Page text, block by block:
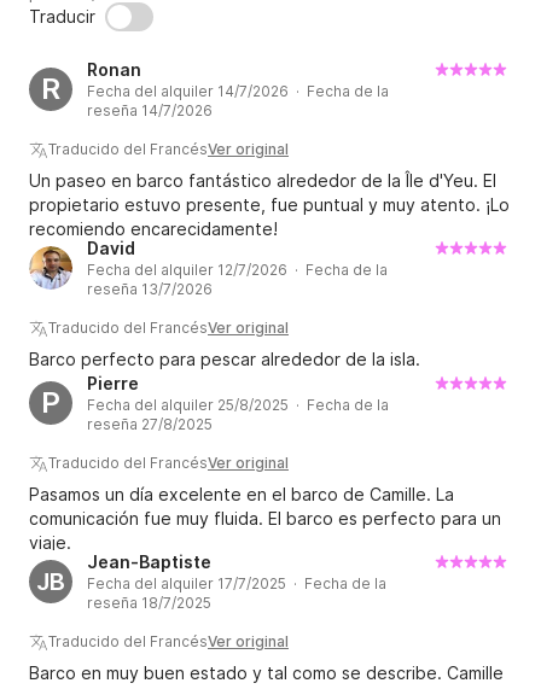
Traducir
R
Ronan
Fecha del alquiler 14/7/2026 · Fecha de la
reseña 14/7/2026
Traducido del FrancésVer original
Un paseo en barco fantástico alrededor de la Île d'Yeu. El
propietario estuvo presente, fue puntual y muy atento. ¡Lo
recomiendo encarecidamente!
David
Fecha del alquiler 12/7/2026 · Fecha de la
reseña 13/7/2026
Traducido del FrancésVer original
Barco perfecto para pescar alrededor de la isla.
P
Pierre
Fecha del alquiler 25/8/2025 · Fecha de la
reseña 27/8/2025
Traducido del FrancésVer original
Pasamos un día excelente en el barco de Camille. La
comunicación fue muy fluida. El barco es perfecto para un
viaje.
JB
Jean-Baptiste
Fecha del alquiler 17/7/2025 · Fecha de la
reseña 18/7/2025
Traducido del FrancésVer original
Barco en muy buen estado y tal como se describe. Camille